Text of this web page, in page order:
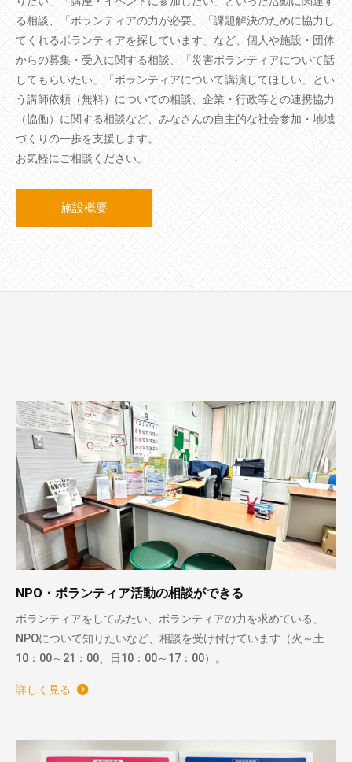
る相談、「ボランティアの力が必要」「課題解決のために協力し
てくれるボランティアを探しています」など、個人や施設・団体
からの募集・受入に関する相談、「災害ボランティアについて話
してもらいたい」「ボランティアについて講演してほしい」とい
う講師依頼（無料）についての相談、企業・行政等との連携協力
（協働）に関する相談など、みなさんの自主的な社会参加・地域
づくりの一歩を支援します。
お気軽にご相談ください。
施設概要
NPO・ボランティア活動の相談ができる
ボランティアをしてみたい、ボランティアの力を求めている、
NPOについて知りたいなど、相談を受け付けています（火～土
10：00～21：00、日10：00～17：00）。
詳しく見る